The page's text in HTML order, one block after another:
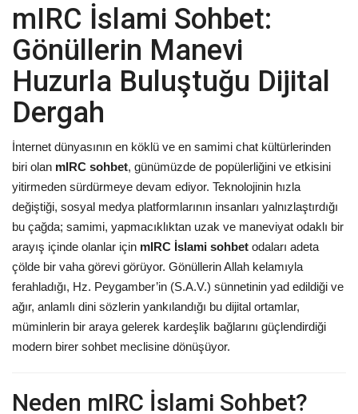
Dini Sözler
Günaydın Mesajları
mIRC İslami Sohbet:
Gönüllerin Manevi
Huzurla Buluştuğu Dijital
Dergah
İnternet dünyasının en köklü ve en samimi chat kültürlerinden
biri olan mIRC sohbet, günümüzde de popülerliğini ve etkisini
yitirmeden sürdürmeye devam ediyor. Teknolojinin hızla
değiştiği, sosyal medya platformlarının insanları yalnızlaştırdığı
bu çağda; samimi, yapmacıklıktan uzak ve maneviyat odaklı bir
arayış içinde olanlar için mIRC İslami sohbet odaları adeta
çölde bir vaha görevi görüyor. Gönüllerin Allah kelamıyla
ferahladığı, Hz. Peygamber’in (S.A.V.) sünnetinin yad edildiği ve
ağır, anlamlı dini sözlerin yankılandığı bu dijital ortamlar,
müminlerin bir araya gelerek kardeşlik bağlarını güçlendirdiği
modern birer sohbet meclisine dönüşüyor.
Neden mIRC İslami Sohbet?